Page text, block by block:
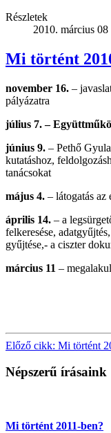
Részletek
2010. március 08
Mi történt
november 16. –
pályázatra
július 7.–
június 9. – Pethő
kutatáshoz,
tanácsokat
május 4. – látogatás
április 14. – a
felkeresése,
gyűjtése,- a ciszter
március 11 –
Előző cikk: Mi történt
Népszerű írásaink
Mi történt 2011-ben?